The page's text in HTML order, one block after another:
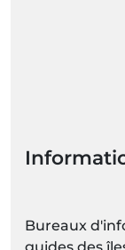
Bureaux